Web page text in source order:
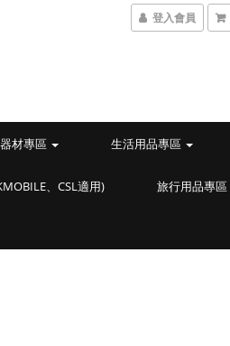
登入會員
材專區 生活用品專區
、CSL適用) 旅行用品專區